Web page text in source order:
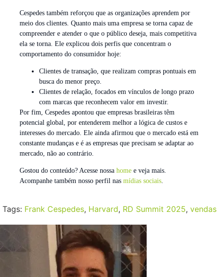
Cespedes também reforçou que as organizações aprendem por
meio dos clientes. Quanto mais uma empresa se torna capaz de
compreender e atender o que o público deseja, mais competitiva
ela se torna. Ele explicou dois perfis que concentram o
comportamento do consumidor hoje:
Clientes de transação, que realizam compras pontuais em
busca do menor preço.
Clientes de relação, focados em vínculos de longo prazo
com marcas que reconhecem valor em investir.
Por fim, Cespedes apontou que empresas brasileiras têm
potencial global, por entenderem melhor a lógica de custos e
interesses do mercado. Ele ainda afirmou que o mercado está em
constante mudanças e é as empresas que precisam se adaptar ao
mercado, não ao contrário.
Gostou do conteúdo? Acesse nossa home e veja mais.
Acompanhe também nosso perfil nas mídias sociais.
Tags: Frank Cespedes, Harvard, RD Summit 2025, vendas